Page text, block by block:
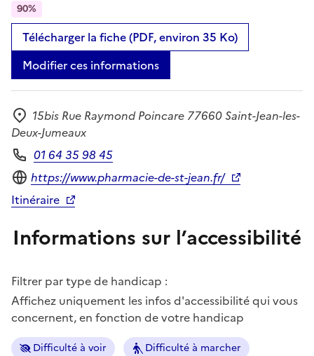
90%
Télécharger la fiche (PDF, environ 35 Ko)
Modifier ces informations
Adresse
15bis Rue Raymond Poincare 77660 Saint-Jean-les-
Deux-Jumeaux
Téléphone
01 64 35 98 45
Site internet
https://www.pharmacie-de-st-jean.fr/
Itinéraire
Informations sur l’accessibilité
Filtrer par type de handicap :
Affichez uniquement les infos d'accessibilité qui vous
concernent, en fonction de votre handicap
Difficulté à voir Difficulté à marcher